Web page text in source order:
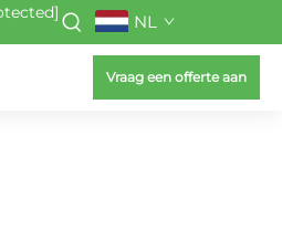
NL
Vraag een offerte aan